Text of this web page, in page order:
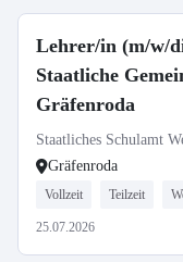
Lehrer/in (m/w/
Staatliche
Gräfenroda
Staatliches Schulamt
Gräfenroda
Vollzeit Teilzeit
25.07.2026